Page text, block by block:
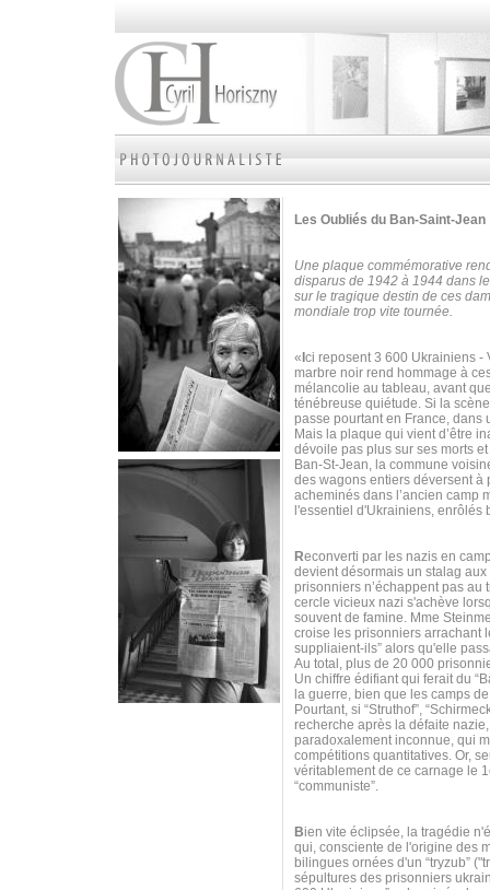
Les Oubliés du Ban-Saint-Jean
Une plaque commémorative
disparus de 1942 à 1944 dans
sur le tragique destin de ces
mondiale trop vite tournée.
« ci reposent 3 600 Ukrainiens -
marbre noir rend hommage à
mélancolie au tableau, avant
ténébreuse quiétude. Si la
passe pourtant en France, dans
Mais la plaque qui vient d’être
dévoile pas plus sur ses morts
Ban-St-Jean, la commune
des wagons entiers déversent à
acheminés dans l’ancien camp
l'essentiel d'Ukrainiens, enrôlés
Reconverti par les nazis en
devient désormais un stalag
prisonniers n’échappent pas
cercle vicieux nazi s'achève
souvent de famine. Mme
croise les prisonniers arrachant
suppliaient-ils” alors qu'elle
Au total, plus de 20 000
Un chiffre édifiant qui ferait du
la guerre, bien que les camps
Pourtant, si “Struthof”,
recherche après la défaite
paradoxalement inconnue, qui
compétitions quantitatives. Or,
véritablement de ce carnage le
“communiste”.
Bien vite éclipsée, la tragédie
qui, consciente de l'origine des
bilingues ornées d'un “tryzub”
sépultures des prisonniers